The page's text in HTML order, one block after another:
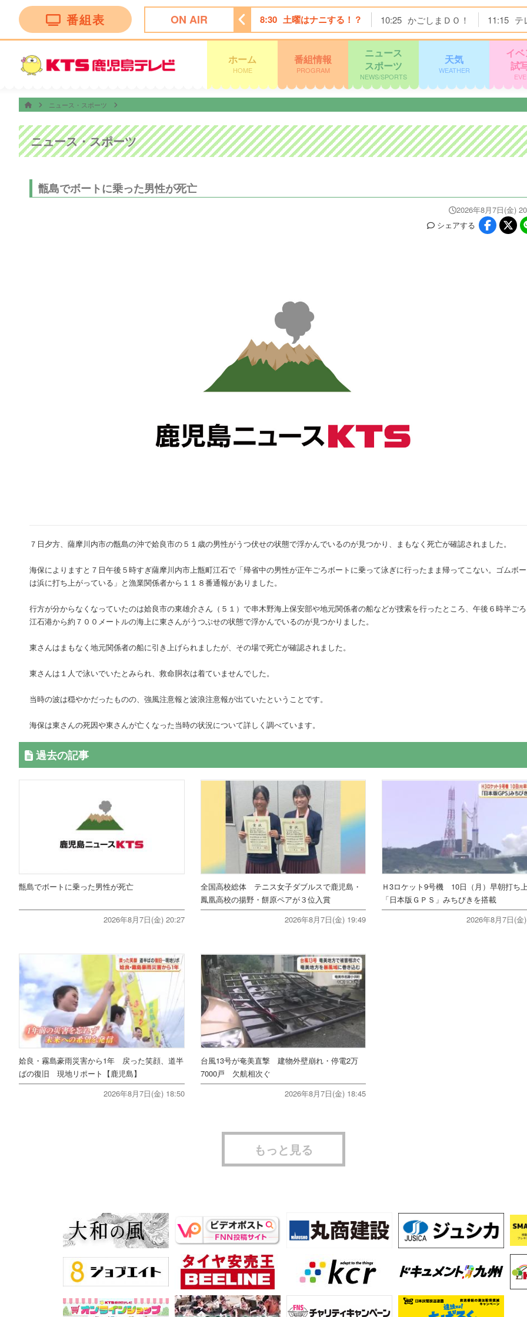
番組表 ON AIR
ＴＨＥフィッシング めざましどようび 8:30 土曜はナニする！？ 10:25 かごしまＤＯ！ 11:15 テ
ホーム
HOME
番組情報
PROGRAM
ニュース
スポーツ
NEWS/SPORTS
天気
WEATHER
イ
試
ニュース・スポーツ
ニュース・スポーツ
甑島でボートに乗った男性が死亡
2026年8月7日(金)
シェアする
７日夕方、薩摩川内市の甑島の沖で姶良市の５１歳の男性がうつ伏せの状態で浮かんでいるのが見つかり、まもなく死亡が確認されました。
海保によりますと７日午後５時すぎ薩摩川内市上甑町江石で「帰省中の男性が正午ごろボートに乗って泳ぎに行ったまま帰ってこない。ゴムボ
は浜に打ち上がっている」と漁業関係者から１１８番通報がありました。
行方が分からなくなっていたのは姶良市の東雄介さん（５１）で串木野海上保安部や地元関係者の船などが捜索を行ったところ、午後６時半ご
江石港から約７００メートルの海上に東さんがうつぶせの状態で浮かんでいるのが見つかりました。
東さんはまもなく地元関係者の船に引き上げられましたが、その場で死亡が確認されました。
東さんは１人で泳いでいたとみられ、救命胴衣は着ていませんでした。
当時の波は穏やかだったものの、強風注意報と波浪注意報が出ていたということです。
海保は東さんの死因や東さんが亡くなった当時の状況について詳しく調べています。
過去の記事
甑島でボートに乗った男性が死亡
2026年8月7日(金) 20:27
全国高校総体 テニス女子ダブルスで鹿児島・
鳳凰高校の揚野・餅原ペアが３位入賞
2026年8月7日(金) 19:49
Ｈ3ロケット9号機 10日（月）早朝打
「日本版ＧＰＳ」みちびきを搭載
2026年8月7日(金
姶良・霧島豪雨災害から1年 戻った笑顔、道半
ばの復旧 現地リポート【鹿児島】
2026年8月7日(金) 18:50
台風13号が奄美直撃 建物外壁崩れ・停電2万
7000戸 欠航相次ぐ
2026年8月7日(金) 18:45
もっと見る